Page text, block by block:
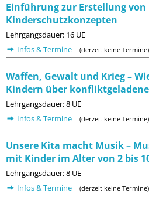
Einführung zur Erstellung von
Kinderschutzkonzepten
Lehrgangsdauer: 16 UE
Infos & Termine
(derzeit keine Termine)
Waffen, Gewalt und Krieg –
Kindern über
Lehrgangsdauer: 8 UE
Infos & Termine
(derzeit keine Termine)
Unsere Kita macht Musik –
mit Kinder im Alter von 2 bis
Lehrgangsdauer: 8 UE
Infos & Termine
(derzeit keine Termine)